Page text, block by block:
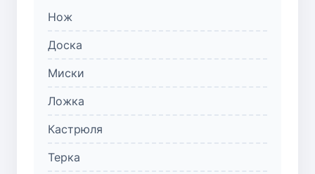
Нож
Доска
Миски
Ложка
Кастрюля
Терка